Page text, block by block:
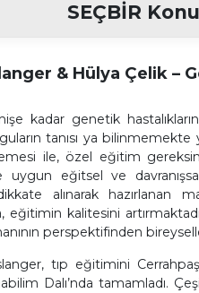
SEÇBİR
& Hülya Çelik –
kadar genetik
tanısı ya
ile, özel eğitim
uygun eğitsel ve
alınarak hazırlanan
eğitimin kalitesini
perspektifinden
tıp eğitimini
Dalı’nda tamamladı.